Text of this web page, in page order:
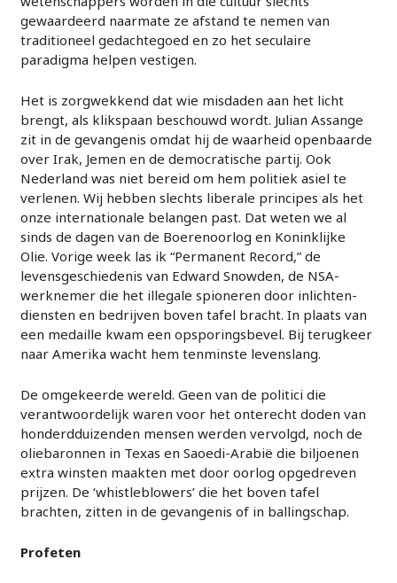
gewaardeerd naarmate ze afstand te nemen van
traditioneel gedachtegoed en zo het seculaire
paradigma helpen vestigen.
Het is zorgwekkend dat wie misdaden aan het licht
brengt, als klikspaan beschouwd wordt. Julian Assange
zit in de gevangenis omdat hij de waarheid openbaarde
over Irak, Jemen en de democratische partij. Ook
Nederland was niet bereid om hem politiek asiel te
verlenen. Wij hebben slechts liberale principes als het
onze internationale belangen past. Dat weten we al
sinds de dagen van de Boerenoorlog en Koninklijke
Olie. Vorige week las ik “Permanent Record,” de
levensgeschiedenis van Edward Snowden, de NSA-
werknemer die het illegale spioneren door inlichten-
diensten en bedrijven boven tafel bracht. In plaats van
een medaille kwam een opsporingsbevel. Bij terugkeer
naar Amerika wacht hem tenminste levenslang.
De omgekeerde wereld. Geen van de politici die
verantwoordelijk waren voor het onterecht doden van
honderdduizenden mensen werden vervolgd, noch de
oliebaronnen in Texas en Saoedi-Arabië die biljoenen
extra winsten maakten met door oorlog opgedreven
prijzen. De ‘whistleblowers’ die het boven tafel
brachten, zitten in de gevangenis of in ballingschap.
Profeten